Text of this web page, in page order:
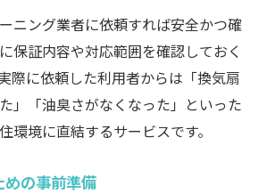
ニング業者に依頼すれば安全かつ確
保証内容や対応範囲を確認しておく
際に依頼した利用者からは「換気扇
」「油臭さがなくなった」といった
環境に直結するサービスです。
めの事前準備